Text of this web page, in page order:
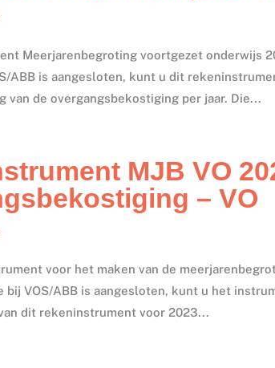
Meerjarenbegroting voortgezet onderwijs
ABB is aangesloten, kunt u dit
van de overgangsbekostiging per jaar. Die...
MJB VO
– VO
voor het maken van de
bij VOS/ABB is aangesloten, kunt u het
dit rekeninstrument voor 2023...